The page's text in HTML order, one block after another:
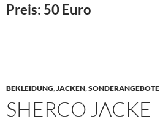
Preis: 50 Euro
BEKLEIDUNG,JACKEN,SONDERANGEBOTE
SHERCO JACKE